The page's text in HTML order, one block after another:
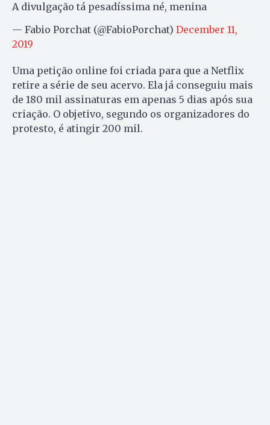
A divulgação tá pesadíssima né, menina
— Fabio Porchat (@FabioPorchat) December 11,
2019
Uma petição online foi criada para que a Netflix
retire a série de seu acervo. Ela já conseguiu mais
de 180 mil assinaturas em apenas 5 dias após sua
criação. O objetivo, segundo os organizadores do
protesto, é atingir 200 mil.